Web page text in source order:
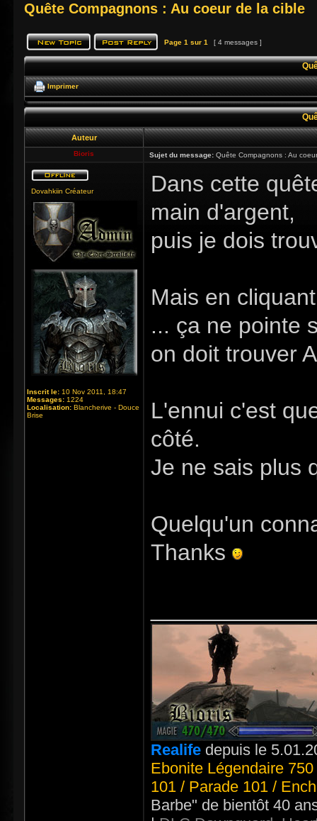
Quête Compagnons : Au coeur de la cible
Page 1 sur 1 [ 4 messages ]
Imprimer
Auteur
Bioris Sujet du message: Quête Compagnons : Au
Dovahkiin Créateur
Inscrit le: 10 Nov 2011, 18:47
Messages: 1224
Localisation: Blancherive - Douce
Brise
Dans cette
main d'argent,
puis je dois
Mais en
... ça ne pointe
on doit trouver
L'ennui c'est
côté.
Je ne sais plus
Quelqu'un
Thanks
Realife depuis le
Ebonite Légendaire
101 / Parade 101 /
Barbe" de bientôt 40